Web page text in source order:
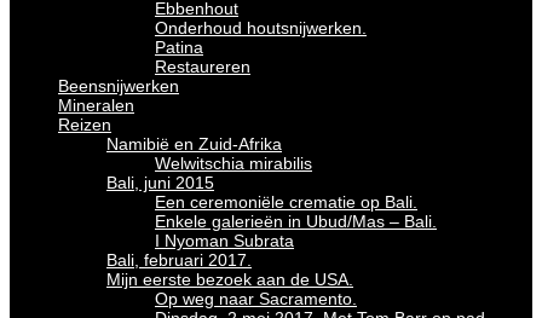
Ebbenhout
Onderhoud houtsnijwerken.
Patina
Restaureren
Beensnijwerken
Mineralen
Reizen
Namibië en Zuid-Afrika
Welwitschia mirabilis
Bali, juni 2015
Een ceremoniële crematie op Bali.
Enkele galerieën in Ubud/Mas – Bali.
I Nyoman Subrata
Bali, februari 2017.
Mijn eerste bezoek aan de USA.
Op weg naar Sacramento.